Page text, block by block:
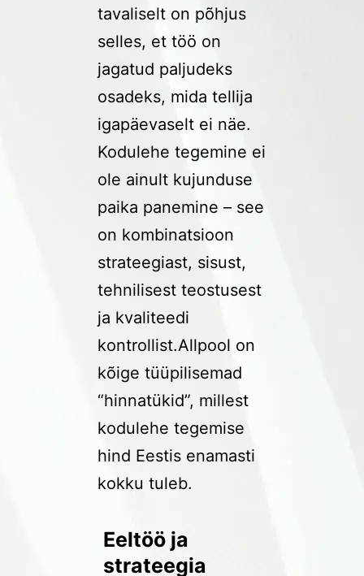
tavaliselt on põhjus
selles, et töö on
jagatud paljudeks
osadeks, mida tellija
igapäevaselt ei näe.
Kodulehe tegemine ei
ole ainult kujunduse
paika panemine – see
on kombinatsioon
strateegiast, sisust,
tehnilisest teostusest
ja kvaliteedi
kontrollist.Allpool on
kõige tüüpilisemad
“hinnatükid”, millest
kodulehe tegemise
hind Eestis enamasti
kokku tuleb.
Eeltöö ja
strateegia